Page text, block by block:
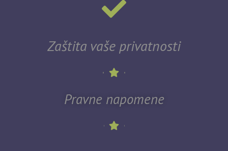
Zaštita vaše privatnosti
Pravne napomene